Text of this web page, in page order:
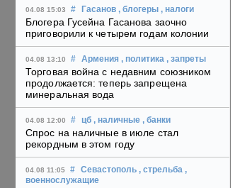
04.08 15:03 # Гасанов , блогеры , налоги
Блогера Гусейна Гасанова заочно
приговорили к четырем годам колонии
04.08 13:10 # Армения , политика , запреты
Торговая война с недавним союзником
продолжается: теперь запрещена
минеральная вода
04.08 12:00 # цб , наличные , банки
Спрос на наличные в июле стал
рекордным в этом году
04.08 11:05 # Севастополь , стрельба ,
военнослужащие